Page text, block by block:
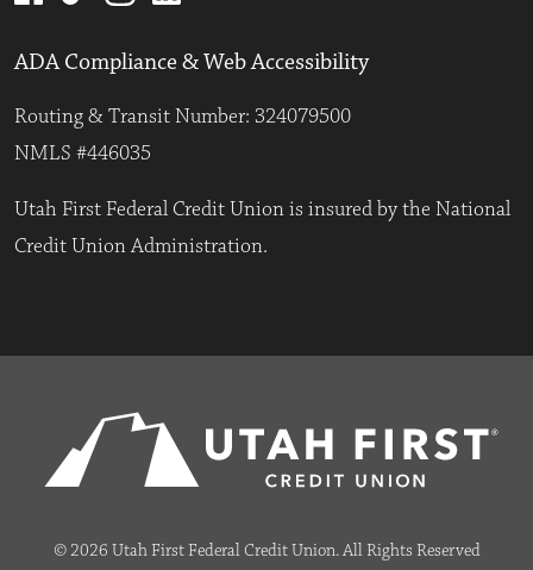
ADA Compliance & Web Accessibility
Routing & Transit Number: 324079500
NMLS #446035
Utah First Federal Credit Union is insured by the National
Credit Union Administration.
© 2026 Utah First Federal Credit Union. All Rights Reserved